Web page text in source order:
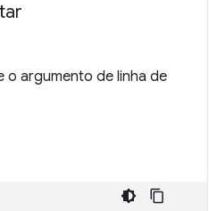
o argumento de linha de